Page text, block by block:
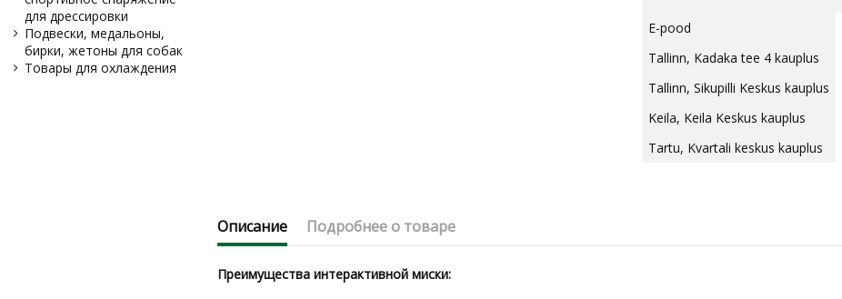
E-pood
Tallinn, Kadaka tee 4 kauplus
Tallinn, Sikupilli Keskus kauplus
Keila, Keila Keskus kauplus
Tartu, Kvartali keskus kauplus
Описание Подробнее о товаре
Преимущества интерактивной миски:
для дрессировки
Подвески, медальоны,
бирки, жетоны для собак
Товары для охлаждения